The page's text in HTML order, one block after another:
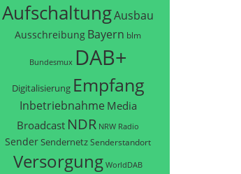
AufschaltungAusbau
Ausschreibung Bayern blm
Bundesmux DAB+
Digitalisierung Empfang
Inbetriebnahme Media
Broadcast NDR NRW Radio
SenderSendernetzSenderstandort
Versorgung WorldDAB